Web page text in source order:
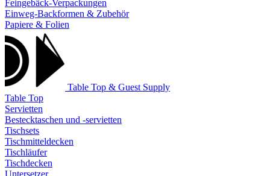
Feingebäck-Verpackungen
Einweg-Backformen & Zubehör
Papiere & Folien
Table Top & Guest Supply
Table Top
Servietten
Bestecktaschen und -servietten
Tischsets
Tischmitteldecken
Tischläufer
Tischdecken